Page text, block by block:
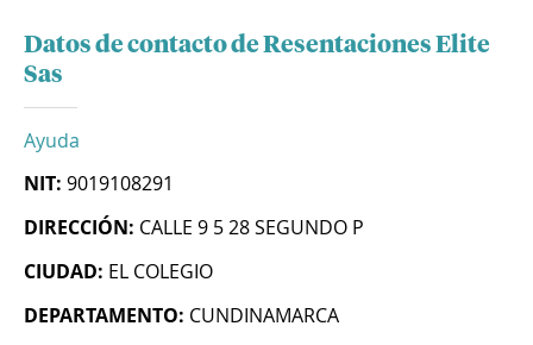
Datos de contacto de Resentaciones Elite
Sas
Ayuda
NIT: 9019108291
DIRECCIÓN: CALLE 9 5 28 SEGUNDO P
CIUDAD: EL COLEGIO
DEPARTAMENTO: CUNDINAMARCA